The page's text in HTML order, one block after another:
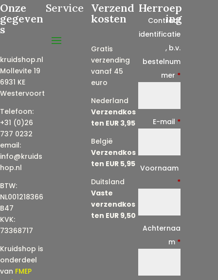
Onze
gegeven
s
kruidshop.nl
Mollevite 19
6931 KE
Westervoort
Telefoon:
+31 (0)26
737 0232
email:
info@kruids
hop.nl
BTW:
NL001218366
B47
KVK:
73368717
Kruidshop is
onderdeel
van FMEP
Service Verzend
kosten
Gratis
verzending
vanaf 45
euro
Nederland
Verzendkos
ten EUR 3,95
België
Verzendkos
ten EUR 5,95
Duitsland
Vaste
verzendkos
ten EUR 9,50
Herroep
ing
Contract
identificatie
, b.v.
bestelnum
mer *
E-mail *
Voornaam
*
Achternaa
m *